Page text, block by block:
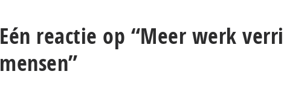
Eén reactie op “Meer werk
mensen”